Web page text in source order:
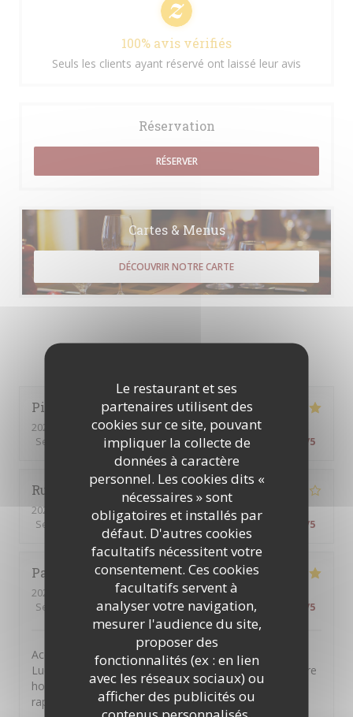
Le restaurant et ses
partenaires utilisent des
cookies sur ce site, pouvant
impliquer la collecte de
données à caractère
personnel. Les cookies dits «
nécessaires » sont
obligatoires et installés par
défaut. D'autres cookies
facultatifs nécessitent votre
consentement. Ces cookies
facultatifs servent à
analyser votre navigation,
mesurer l'audience du site,
proposer des
fonctionnalités (ex : en lien
avec les réseaux sociaux) ou
afficher des publicités ou
Pierre
2026-07-31
- 12:30 - Couverts 2
Service
Ambiance: 5/5 Cuisine: 5/5 Qualité / Prix /5
Rui
2026-07-31
- 12:30 - Couverts 2
Service
/5 Ambiance: 4/5 Cuisine:4/5 Qualité / Prix /5
Paul
2026-08-01
- 19:30 - Couverts 2
Service
Ambiance: 4/5 Cuisine: 5/5 Qualité / Prix /5
Accueil chaleureux, service attentionné et efficace par
Ludovic, repas classique généreux et goûteux et facture
honnête. C'est certainement une bonne adresse à se
rappeler dans le 8e, tout près de l'Olympia.
100% avis vérifiés
Seuls les clients ayant réservé ont laissé leur avis
Réservation
RÉSERVER
Cartes & Menus
DÉCOUVRIR NOTRE CARTE